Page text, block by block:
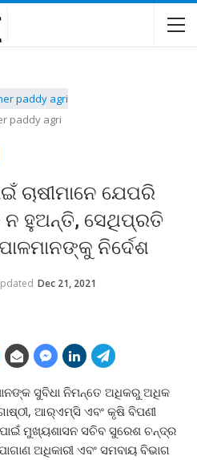
paddy agri
ଚାଷୀମାନେ ଯେପରି
ନ ହୁଅନ୍ତି, ସେଥିପ୍ରତି
ନିର୍ଦେଶ
Dec 21, 2021
ସୁବିଧା ନିମନ୍ତେ ଅଧିକରୁ ଅଧିକ
ଆର୍‍ଏମ୍‍ସି ଏବଂ କୃଷି ବିପଣୀ
ମୁଖ୍ୟଶାସନ ସଚିବ ସୁରେଶ ଚନ୍ଦ୍ର
ଅଧିକାରୀ ଏବଂ ସମବାୟ ବିଭାଗ